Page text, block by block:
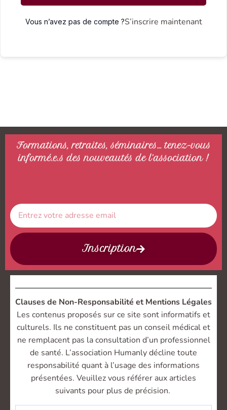
Vous n’avez pas de compte ?S’inscrire maintenant
Formations, retraites, séminaires… tenez-vous
informé.e.s des nouveautés de l’association !
Inscription
Clauses de Non-Responsabilité et Mentions Légales
Les contenus proposés sur ce site sont informatifs et
culturels. Ils ne constituent pas un conseil médical et
ne remplacent pas la consultation d’un professionnel
de santé. L’association Humanly décline toute
responsabilité quant à l’usage des informations
présentées. Veuillez vous référer aux articles
suivants pour plus de précision.